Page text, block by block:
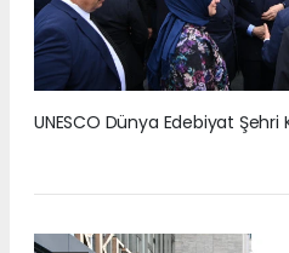
UNESCO Dünya Edebiyat